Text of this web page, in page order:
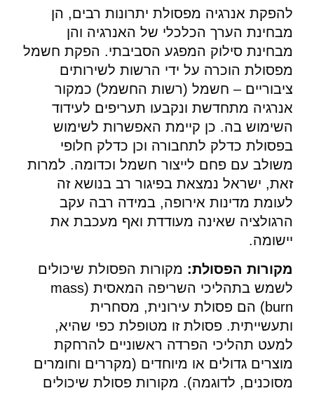
להפקת אנרגיה מפסולת יתרונות רבים, הן
מבחינת הערך הכלכלי של האנרגיה והן
מבחינת סילוק המפגע הסביבתי. הפקת חשמל
מפסולת הוכרה על ידי הרשות לשירותים
ציבוריים – חשמל (רשות החשמל) כמקור
אנרגיה מתחדשת ונקבעו תעריפים לעידוד
השימוש בה. כן קיימת האפשרות לשימוש
בפסולת כדלק לתחבורה וכן כדלק חלופי
משולב עם פחם לייצור חשמל וכדומה. למרות
זאת, ישראל נמצאת בפיגור רב בנושא זה
לעומת מדינות אירופה, במידה רבה עקב
הרגולציה שאינה מעודדת ואף מעכבת את
יישומה.
מקורות הפסולת: מקורות הפסולת שיכולים
לשמש בתהליכי השריפה המאסית (mass
burn) הם פסולת עירונית, מסחרית
ותעשייתית. פסולת זו מטופלת כפי שהיא,
למעט תהליכי הפרדה ראשוניים להרחקת
מוצרים גדולים או מיוחדים (מקררים וחומרים
מסוכנים, לדוגמה). מקורות פסולת שיכולים